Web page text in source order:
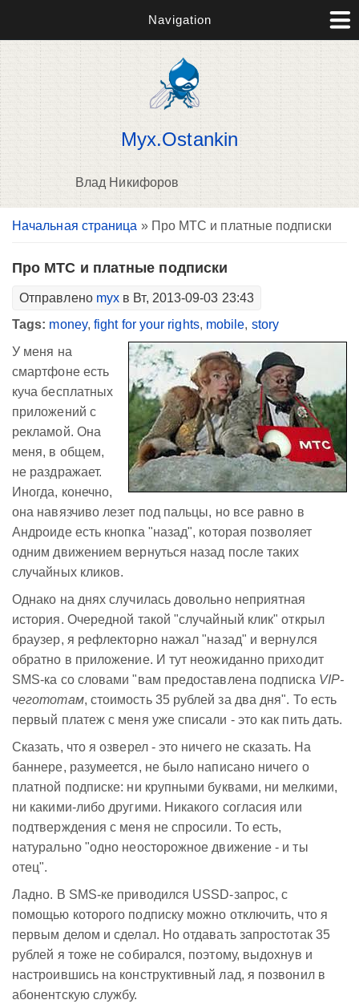
Navigation
Myx.Ostankin
Влад Никифоров
Вы здесь
Начальная страница » Про МТС и платные подписки
Про МТС и платные подписки
Отправлено myx в Вт, 2013-09-03 23:43
Tags: money,fight for your rights, mobile, story
У меня на
смартфоне есть
куча бесплатных
приложений с
рекламой. Она
меня, в общем,
не раздражает.
Иногда, конечно,
она навязчиво лезет под пальцы, но все равно в
Андроиде есть кнопка "назад", которая позволяет
одним движением вернуться назад после таких
случайных кликов.
Однако на днях случилась довольно неприятная
история. Очередной такой "случайный клик" открыл
браузер, я рефлекторно нажал "назад" и вернулся
обратно в приложение. И тут неожиданно приходит
SMS-ка со словами "вам предоставлена подписка VIP-
чегототам, стоимость 35 рублей за два дня". То есть
первый платеж с меня уже списали - это как пить дать.
Сказать, что я озверел - это ничего не сказать. На
баннере, разумеется, не было написано ничего о
платной подписке: ни крупными буквами, ни мелкими,
ни какими-либо другими. Никакого согласия или
подтверждения с меня не спросили. То есть,
натурально "одно неосторожное движение - и ты
отец".
Ладно. В SMS-ке приводился USSD-запрос, с
помощью которого подписку можно отключить, что я
первым делом и сделал. Но отдавать запростотак 35
рублей я тоже не собирался, поэтому, выдохнув и
настроившись на конструктивный лад, я позвонил в
абонентскую службу.